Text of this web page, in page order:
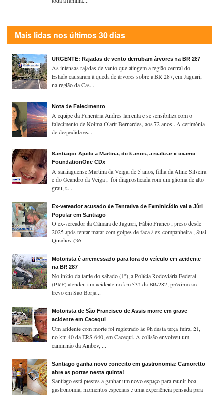
Mais lidas nos últimos 30 dias
URGENTE: Rajadas de vento derrubam árvores na BR 287
As intensas rajadas de vento que atingem a região central do
Estado causaram à queda de árvores sobre a BR 287, em Jaguari,
na região da Cas...
Nota de Falecimento
A equipe da Funerária Andres lamenta e se sensibiliza com o
falecimento de Noima Olartt Bernardes, aos 72 anos . A cerimônia
de despedida es...
Santiago: Ajude a Martina, de 5 anos, a realizar o exame
FoundationOne CDx
A santiaguense Martina da Veiga, de 5 anos, filha da Aline Silveira
e do Geandro da Veiga , foi diagnosticada com um glioma de alto
grau, u...
Ex-vereador acusado de Tentativa de Feminicídio vai a Júri
Popular em Santiago
O ex-vereador da Câmara de Jaguari, Fábio Franco , preso desde
2025 após tentar matar com golpes de faca à ex-companheira , Susi
Quadros (36...
Motorista é arremessado para fora do veículo em acidente
na BR 287
No início da tarde do sábado (1º), a Polícia Rodoviária Federal
(PRF) atendeu um acidente no km 532 da BR-287, próximo ao
trevo em São Borja...
Motorista de São Francisco de Assis morre em grave
acidente em Cacequi
Um acidente com morte foi registrado às 9h desta terça-feira, 21,
no km 40 da ERS 640, em Cacequi. A colisão envolveu um
caminhão da Ambev, ...
Santiago ganha novo conceito em gastronomia: Camoretto
abre as portas nesta quinta!
Santiago está prestes a ganhar um novo espaço para reunir boa
gastronomia, momentos especiais e uma experiência pensada para